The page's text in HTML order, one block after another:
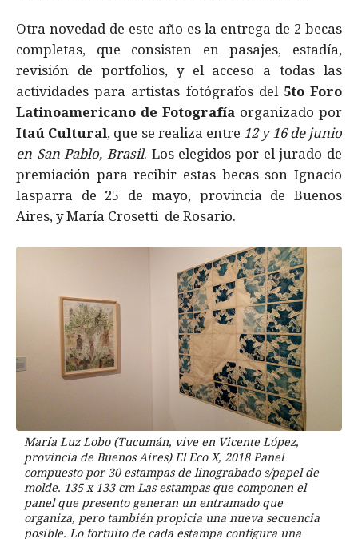
Otra novedad de este año es la entrega de 2 becas
completas, que consisten en pasajes, estadía,
revisión de portfolios, y el acceso a todas las
actividades para artistas fotógrafos del 5to Foro
Latinoamericano de Fotografía organizado por
Itaú Cultural, que se realiza entre 12 y 16 de junio
en San Pablo, Brasil. Los elegidos por el jurado de
premiación para recibir estas becas son Ignacio
Iasparra de 25 de mayo, provincia de Buenos
Aires, y María Crosetti de Rosario.
María Luz Lobo (Tucumán, vive en Vicente López,
provincia de Buenos Aires) El Eco X, 2018 Panel
compuesto por 30 estampas de linograbado s/papel de
molde. 135 x 133 cm Las estampas que componen el
panel que presento generan un entramado que
organiza, pero también propicia una nueva secuencia
posible. Lo fortuito de cada estampa configura una